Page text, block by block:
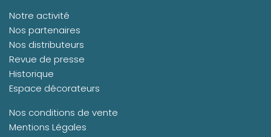
Notre activité
Nos partenaires
Nos distributeurs
Revue de presse
Historique
Espace décorateurs
Nos conditions de vente
Mentions Légales